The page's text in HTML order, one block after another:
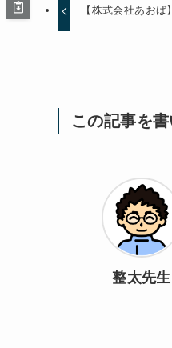
【株式会社あお
この記事を書
整太先生